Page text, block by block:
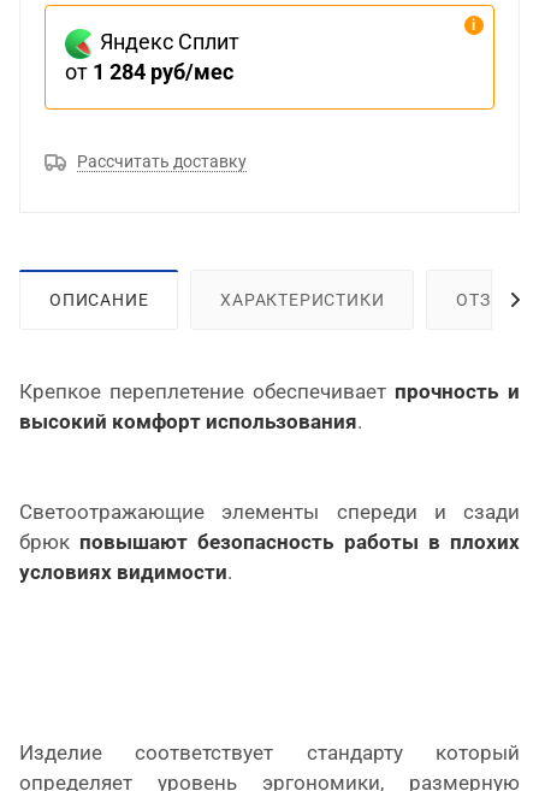
Яндекс Сплит
от 1 284 руб/мес
Рассчитать доставку
ОПИСАНИЕ ХАРАКТЕРИСТИКИ ОТЗЫВЫ
Крепкое переплетение обеспечивает прочность и
высокий комфорт использования.
Светоотражающие элементы спереди и сзади
брюк повышают безопасность работы в плохих
условиях видимости.
Изделие соответствует стандарту который
определяет уровень эргономики, размерную